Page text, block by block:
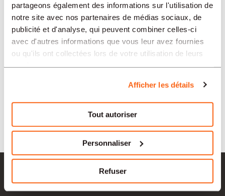
partageons également des informations sur l'utilisation de
notre site avec nos partenaires de médias sociaux, de
publicité et d'analyse, qui peuvent combiner celles-ci
avec d'autres informations que vous leur avez fournies
ou qu'ils ont collectées lors de votre utilisation de leurs
Afficher les détails
Tout autoriser
Personnaliser
Refuser
RÉGIONS
SECTEURS
LANGUE
Ok Job SA
OFFRE D’EMPLOI CONTACT